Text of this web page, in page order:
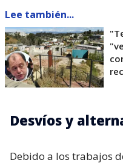
Lee también...
Desvíos y
Debido a los trabajos